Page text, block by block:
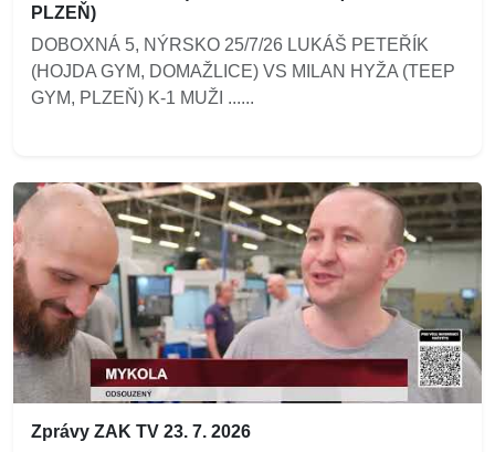
PLZEŇ)
DOBOXNÁ 5, NÝRSKO 25/7/26 LUKÁŠ PETEŘÍK
(HOJDA GYM, DOMAŽLICE) VS MILAN HYŽA (TEEP
GYM, PLZEŇ) K-1 MUŽI ......
Zprávy ZAK TV 23. 7. 2026